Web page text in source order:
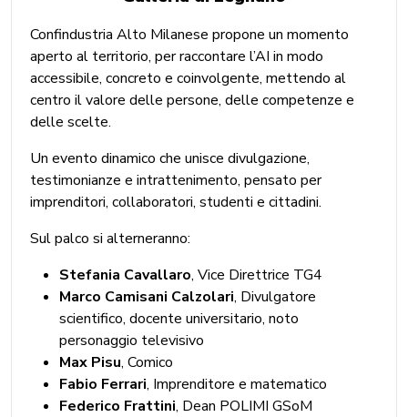
Confindustria Alto Milanese propone un momento
aperto al territorio, per raccontare l’AI in modo
accessibile, concreto e coinvolgente, mettendo al
centro il valore delle persone, delle competenze e
delle scelte.
Un evento dinamico che unisce divulgazione,
testimonianze e intrattenimento, pensato per
imprenditori, collaboratori, studenti e cittadini.
Sul palco si alterneranno:
Stefania Cavallaro, Vice Direttrice TG4
Marco Camisani Calzolari, Divulgatore
scientifico, docente universitario, noto
personaggio televisivo
Max Pisu, Comico
Fabio Ferrari, Imprenditore e matematico
Federico Frattini, Dean POLIMI GSoM